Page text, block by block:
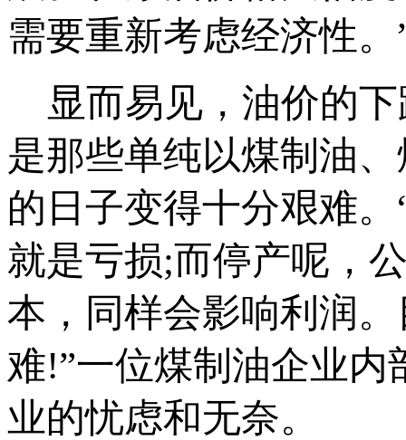
需要重新考虑经济性。
显而易见，油价的下
是那些单纯以煤制油
的日子变得十分艰难
就是亏损;而停产呢，
本，同样会影响利润
难!”一位煤制油企业
业的忧虑和无奈。